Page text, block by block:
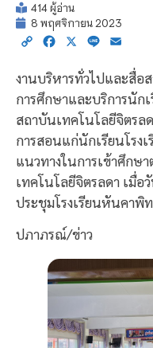
414 ผู้อ่าน
8 พฤศจิกายน 2023
Copy Facebook
X Line
งานบริหารทั่วไปและสื่อ
การศึกษาและบริการนั
สถาบันเทคโนโลยีจิตรล
การสอนแก่นักเรียนโรง
แนวทางในการเข้าศึกษ
เทคโนโลยีจิตรลดา เมื่
ประชุมโรงเรียนหันคาพิ
ปภาภรณ์/ข่าว